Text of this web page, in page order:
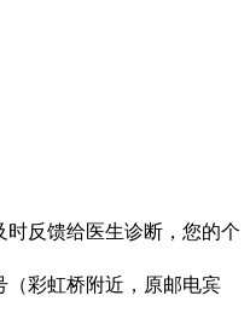
时反馈给医生诊断，您的个
（彩虹桥附近，原邮电宾